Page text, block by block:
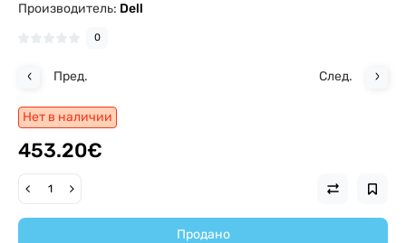
Производитель: Dell
0
Пред. След.
Нет в наличии
453.20€
Продано